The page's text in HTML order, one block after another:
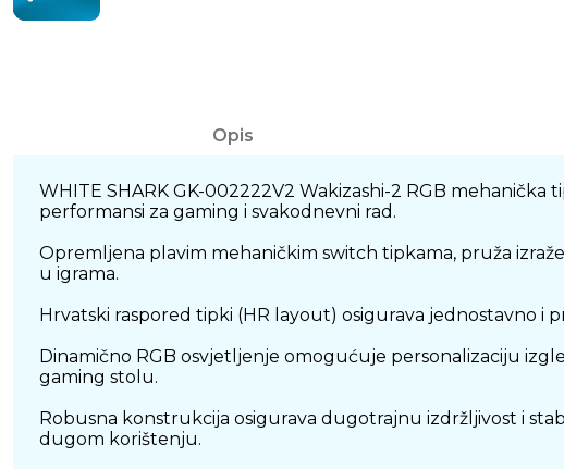
Opis
WHITE SHARK GK-002222V2 Wakizashi-2 RGB
performansi za gaming i svakodnevni rad.
Opremljena plavim mehaničkim switch tipkama, pruža
u igrama.
Hrvatski raspored tipki (HR layout) osigurava jednostavno i
Dinamično RGB osvjetljenje omogućuje personalizaciju
gaming stolu.
Robusna konstrukcija osigurava dugotrajnu izdržljivost i
dugom korištenju.